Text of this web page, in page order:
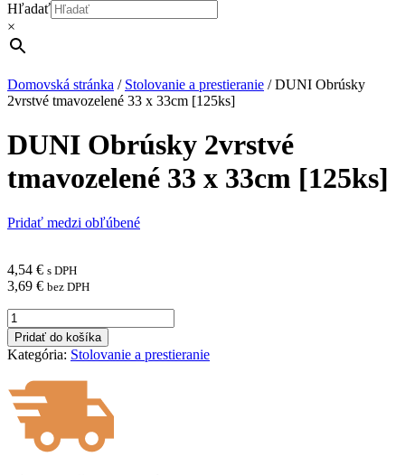
Hľadať
×
Domovská stránka / Stolovanie a prestieranie /DUNI Obrúsky
2vrstvé tmavozelené 33 x 33cm [125ks]
DUNI Obrúsky 2vrstvé
tmavozelené 33 x 33cm [125ks]
Pridať medzi obľúbené
4,54 € s DPH
3,69 € bez DPH
množstvo
DUNI
Obrúsky
2vrstvé
tmavozelené
33
[125ks]
Pridať do košíka
Kategória: Stolovanie a prestieranie